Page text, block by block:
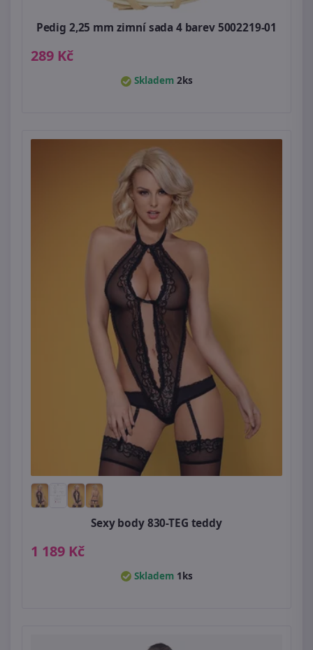
Pedig 2,25 mm zimní sada 4 barev 5002219-01
289 Kč
Skladem 2ks
Sexy body 830-TEG teddy
1 189 Kč
Skladem 1ks